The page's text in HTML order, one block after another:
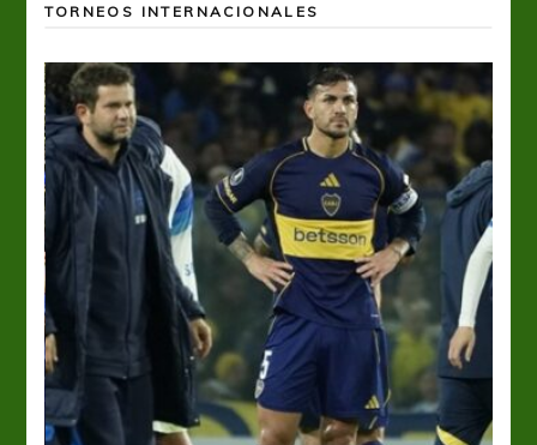
TORNEOS INTERNACIONALES